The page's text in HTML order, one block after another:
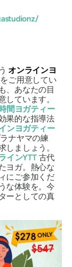
オンラインヨ
ご用意してい
、あなたの目
しています。
間ヨガティー
果的な指導法
ンヨガティー
ナヤマの練
しましょう。
インYTT古代
ヨガ。熱心な
にご参加くだ
な体験を。今
ーとしての真